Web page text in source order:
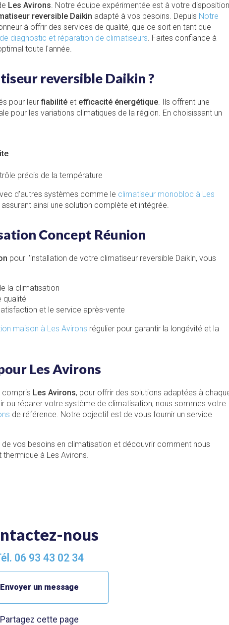
Les Avirons. Notre équipe expérimentée est à votre disposition
reversible Daikin adapté à vos besoins. Depuis Notre
à offrir des services de qualité, que ce soit en tant que
diagnostic et réparation de climatiseurs. Faites confiance à
toute l'année.
reversible Daikin ?
pour leurfiabilité et efficacité énergétique. Ils offrent une
pour les variations climatiques de la région. En choisissant un
précis de la température
d'autres systèmes comme le climatiseur monobloc à Les
assurant ainsi une solution complète et intégrée.
Concept Réunion
pour l'installation de votre climatiseur reversible Daikin, vous
la climatisation
qualité
et le service après-vente
maison à Les Avirons régulier pour garantir la longévité et la
Les Avirons
compris Les Avirons, pour offrir des solutions adaptées à
ou réparer votre système de climatisation, nous sommes votre
de référence. Notre objectif est de vous fournir un service
vos besoins en climatisation et découvrir comment nous
à Les Avirons.
nous
06 93 43 02 34
Envoyer un message
Partagez cette page